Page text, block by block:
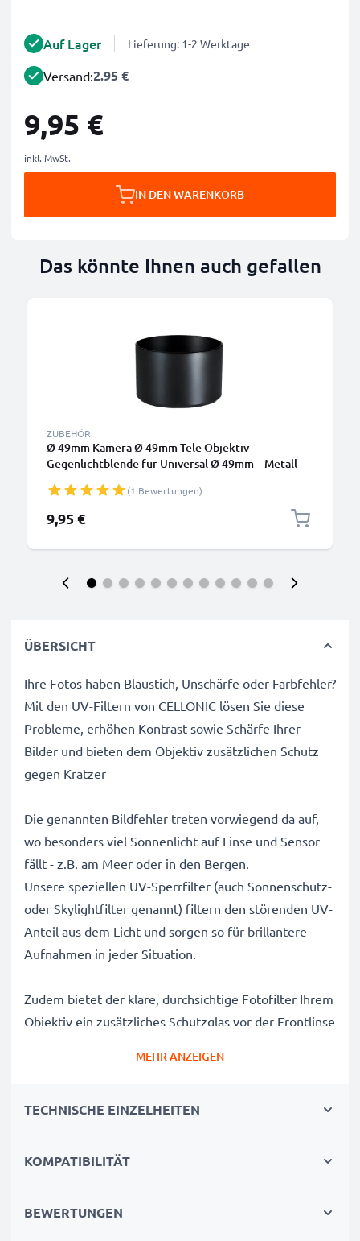
Auf Lager Lieferung: 1-2 Werktage
Versand:2.95 €
9,95 €
inkl. MwSt.
IN DEN WARENKORB
Das könnte Ihnen auch gefallen
ZUBEHÖR
Ø 49mm Kamera Ø 49mm Tele Objektiv
Gegenlichtblende für Universal Ø 49mm – Metall
Gegenlichtblende von CELLONIC
(1 Bewertungen)
9,95 €
ÜBERSICHT
Ihre Fotos haben Blaustich, Unschärfe oder Farbfehler?
Mit den UV-Filtern von CELLONIC lösen Sie diese
Probleme, erhöhen Kontrast sowie Schärfe Ihrer
Bilder und bieten dem Objektiv zusätzlichen Schutz
gegen Kratzer
Die genannten Bildfehler treten vorwiegend da auf,
wo besonders viel Sonnenlicht auf Linse und Sensor
fällt - z.B. am Meer oder in den Bergen.
Unsere speziellen UV-Sperrfilter (auch Sonnenschutz-
oder Skylightfilter genannt) filtern den störenden UV-
Anteil aus dem Licht und sorgen so für brillantere
Aufnahmen in jeder Situation.
Zudem bietet der klare, durchsichtige Fotofilter Ihrem
Objektiv ein zusätzliches Schutzglas vor der Frontlinse
Kamerafilter für perfekte Bilder bei viel
✔ Sperrfilter für effektives Filtern störender UV-
✔ Löst Unschärfen, Blaustiche und Farbfehler auf, die
MEHR ANZEIGEN
TECHNISCHE EINZELHEITEN
KOMPATIBILITÄT
BEWERTUNGEN